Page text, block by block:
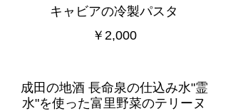
キャビアの冷製パスタ
￥2,000
成田の地酒 長命泉の仕込み水"霊
水"を使った富里野菜のテリーヌ